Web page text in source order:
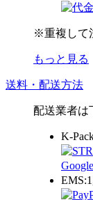
※重複して
もっと見る
送料・配送方法
配送業者は
K-